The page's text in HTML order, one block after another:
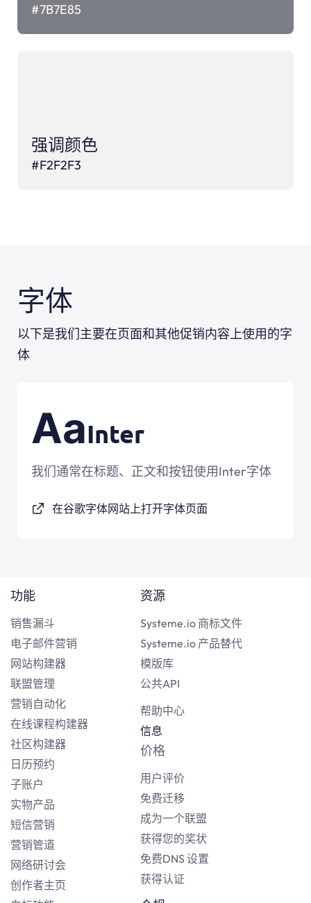
#7B7E85
强调颜色
#F2F2F3
字体
以下是我们主要在页面和其他促销内容上使用的字
体
AaInter
我们通常在标题、正文和按钮使用Inter字体
在谷歌字体网站上打开字体页面
功能
销售漏斗
电子邮件营销
网站构建器
联盟管理
营销自动化
在线课程构建器
社区构建器
日历预约
子账户
实物产品
短信营销
营销管道
网络研讨会
创作者主页
资源
Systeme.io 商标文件
Systeme.io 产品替代
模版库
公共API
帮助中心
信息
价格
用户评价
免费迁移
成为一个联盟
获得您的奖状
免费DNS 设置
获得认证